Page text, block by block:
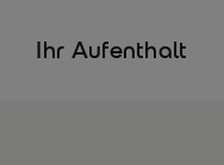
Ihr Aufenthalt